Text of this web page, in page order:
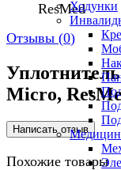
Ходунки
ResMed
Отзывы (0)
Micro,
Похожие товары